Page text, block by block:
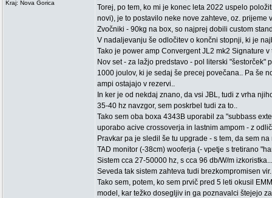
Kraj: Nova Gorica
Torej, po tem, ko mi je konec leta 2022 uspelo
novi), je to postavilo neke nove zahteve, oz. prijeme
Zvočniki - 90kg na box, so najprej dobili custom
V nadaljevanju še odločitev o končni stopnji, ki je
Tako je power amp Convergent JL2 mk2 Signature
Nov set - za lažjo predstavo - pol literski
1000 joulov, ki je sedaj še precej povečana.. Pa še
ampi ostajajo v rezervi..
In ker je od nekdaj znano, da vsi JBL, tudi z vrha
35-40 hz navzgor, sem poskrbel tudi za to..
Tako sem oba boxa 4343B uporabil za "subbass
uporabo acive crossoverja in lastnim ampom - z
Pravkar pa je sledil še tu upgrade - s tem, da sem
TAD monitor (-38cm) wooferja (- vpetje s tretirano
Sistem cca 27-50000 hz, s cca 96 db/W/m
Seveda tak sistem zahteva tudi brezkompromisen
Tako sem, potem, ko sem prvič pred 5 leti okusil
model, kar težko dosegljiv in ga poznavalci štejejo